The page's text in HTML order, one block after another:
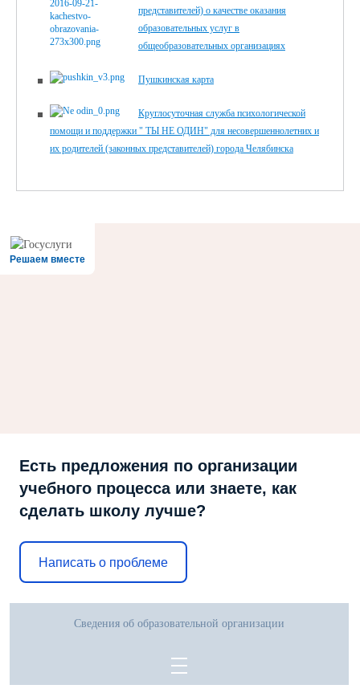
представителей) о качестве оказания
образовательных услуг в
общеобразовательных организациях
Пушкинская карта
Круглосуточная служба психологической
помощи и поддержки " ТЫ НЕ ОДИН" для несовершеннолетних и
их родителей (законных представителей) города Челябинска
Решаем вместе
Есть предложения по организации
учебного процесса или знаете, как
сделать школу лучше?
Написать о проблеме
Сведения об образовательной организации